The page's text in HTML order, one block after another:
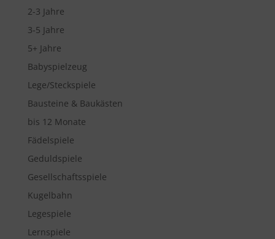
2-3 Jahre
3-5 Jahre
5+ Jahre
Babyspielzeug
Lege/Steckspiele
Bausteine & Baukästen
bis 12 Monate
Fädelspiele
Geduldspiele
Gesellschaftsspiele
Kugelbahn
Legespiele
Lernspiele